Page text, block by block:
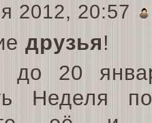
2012, 20:57
друзья!
до 20
Неделя